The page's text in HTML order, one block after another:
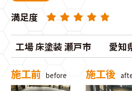
満足度
工場 床塗装 瀬戸市 愛知
施工前 before 施工後